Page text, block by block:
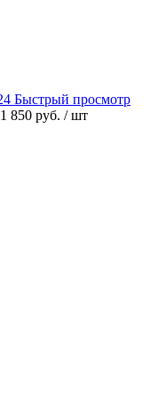
Быстрый просмотр
1 850 руб. / шт